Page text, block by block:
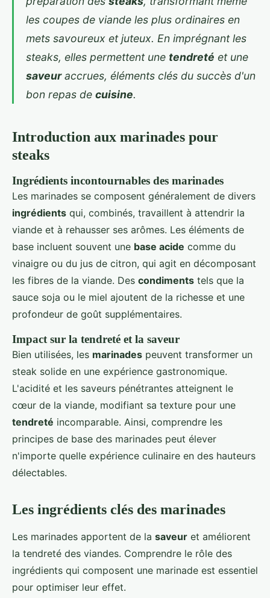
sublimer vos steaks
les coupes de viande les plus ordinaires en
mets savoureux et juteux. En imprégnant les
steaks, elles permettent une tendreté et une
saveuraccrues, éléments clés du succès d'un
bon repas de cuisine.
Introduction aux marinades pour
steaks
Ingrédients incontournables des marinades
Les marinades se composent généralement de divers
ingrédients qui, combinés, travaillent à attendrir la
viande et à rehausser ses arômes. Les éléments de
base incluent souvent une base acide comme du
vinaigre ou du jus de citron, qui agit en décomposant
les fibres de la viande. Des condiments tels que la
sauce soja ou le miel ajoutent de la richesse et une
profondeur de goût supplémentaires.
Impact sur la tendreté et la saveur
Bien utilisées, les marinades peuvent transformer un
steak solide en une expérience gastronomique.
L'acidité et les saveurs pénétrantes atteignent le
cœur de la viande, modifiant sa texture pour une
tendreté incomparable. Ainsi, comprendre les
principes de base des marinades peut élever
n'importe quelle expérience culinaire en des hauteurs
délectables.
Les ingrédients clés des marinades
Les marinades apportent de la saveur et améliorent
la tendreté des viandes. Comprendre le rôle des
ingrédients qui composent une marinade est essentiel
pour optimiser leur effet.